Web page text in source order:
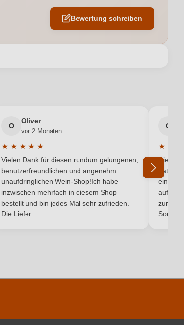
Sekt/Champagnerkorken
Brut
Perl- & Schaumwein
Bewertung schreiben
Ich habe mein Passwort vergessen
O
Oliver
vor 2 Monaten
★ ★ ★ ★ ★
Durchschnittliche Bewertung von 5 von 5 Sternen
Vielen Dank für diesen rundum gelungenen,
benutzerfreundlichen und angenehm
unaufdringlichen Wein-Shop!Ich habe
inzwischen mehrfach in diesem Shop
bestellt und bin jedes Mal sehr zufrieden.
Die Liefer...
G
★ ★
Die
hat
einmal
auf
zurück
Son...